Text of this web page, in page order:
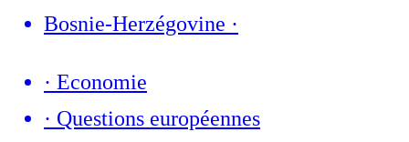
Bosnie-Herzégovine ·
· Economie
· Questions européennes